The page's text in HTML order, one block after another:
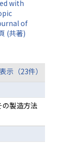
with
of
(共著)
示（23件）
製造方法